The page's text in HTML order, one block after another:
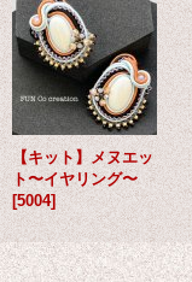
【キット】メヌエッ
ト〜イヤリング〜
[5004]